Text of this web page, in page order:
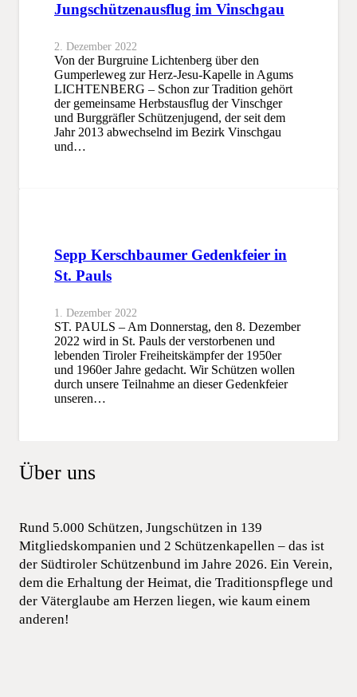
Jungschützenausflug im Vinschgau
2. Dezember 2022
Von der Burgruine Lichtenberg über den
Gumperleweg zur Herz-Jesu-Kapelle in Agums
LICHTENBERG – Schon zur Tradition gehört
der gemeinsame Herbstausflug der Vinschger
und Burggräfler Schützenjugend, der seit dem
Jahr 2013 abwechselnd im Bezirk Vinschgau
und…
Sepp Kerschbaumer Gedenkfeier in
St. Pauls
1. Dezember 2022
ST. PAULS – Am Donnerstag, den 8. Dezember
2022 wird in St. Pauls der verstorbenen und
lebenden Tiroler Freiheitskämpfer der 1950er
und 1960er Jahre gedacht. Wir Schützen wollen
durch unsere Teilnahme an dieser Gedenkfeier
unseren…
Über uns
Rund 5.000 Schützen, Jungschützen in 139
Mitgliedskompanien und 2 Schützenkapellen – das ist
der Südtiroler Schützenbund im Jahre 2026. Ein Verein,
dem die Erhaltung der Heimat, die Traditionspflege und
der Väterglaube am Herzen liegen, wie kaum einem
anderen!